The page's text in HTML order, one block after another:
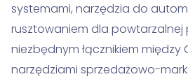
systemami, narzędzia do
rusztowaniem dla powtarzalnej
niezbędnym łącznikiem między
narzędziami sprzedażowo-